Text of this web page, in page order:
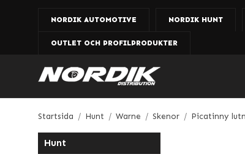
NORDIK AUTOMOTIVE NORDIK HUNT
OUTLET OCH PROFILPRODUKTER
Startsida / Hunt / Warne / Skenor / Picatinny
Hunt